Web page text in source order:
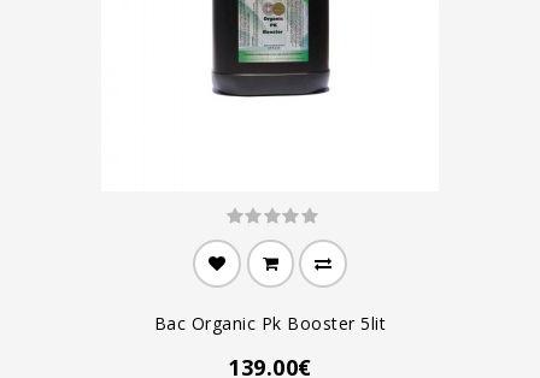
Bac Organic Pk Booster 5lit
139.00€